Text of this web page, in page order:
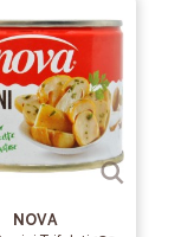
27/04/2021
perfettamente
risposta
CICALIA che
restando a casa. ,
NOVA